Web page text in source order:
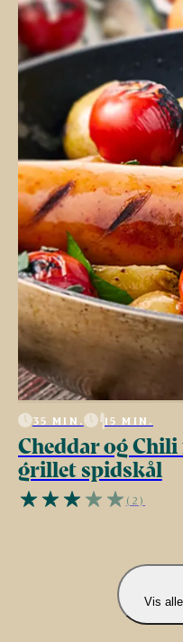
35 MIN. 15 MIN.
Cheddar og
grillet spidskål
(2)
Vis